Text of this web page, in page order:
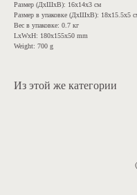
Размер (ДхШхВ): 16х14х3 см
Размер в упаковке (ДхШхВ): 18х15.5х5
Вес в упаковке: 0.7 кг
LxWxH: 180x155x50 mm
Weight: 700 g
Из этой же категории